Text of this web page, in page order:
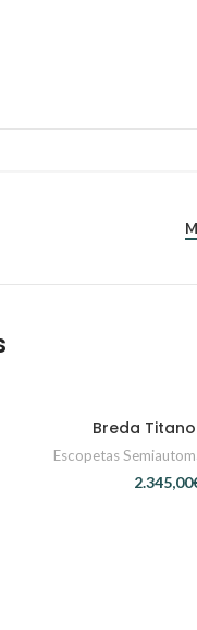
Breda Titano
Escopetas